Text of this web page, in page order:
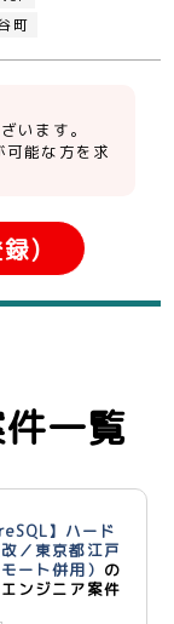
町
います。
可能な方を求
)
一覧
】ハード
／東京都江戸
ート併用） の
ンジニア案件